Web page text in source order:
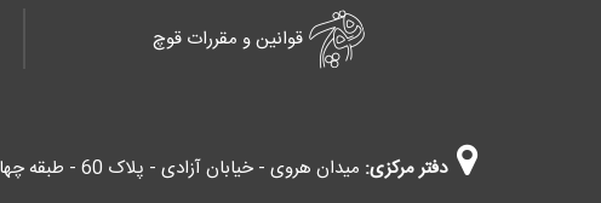
قوانین و مقررات قوچ
دفتر مرکزی: میدان هروی - خیابان آزادی - پلاک 60 - طبقه چهارم - واحد 403